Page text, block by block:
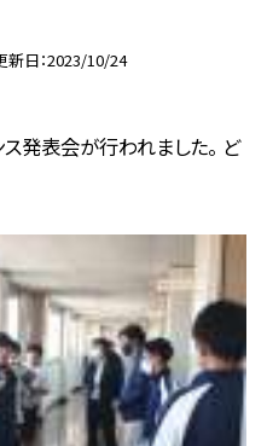
新日 2023/10/24
ス発表会が行われました。 ど